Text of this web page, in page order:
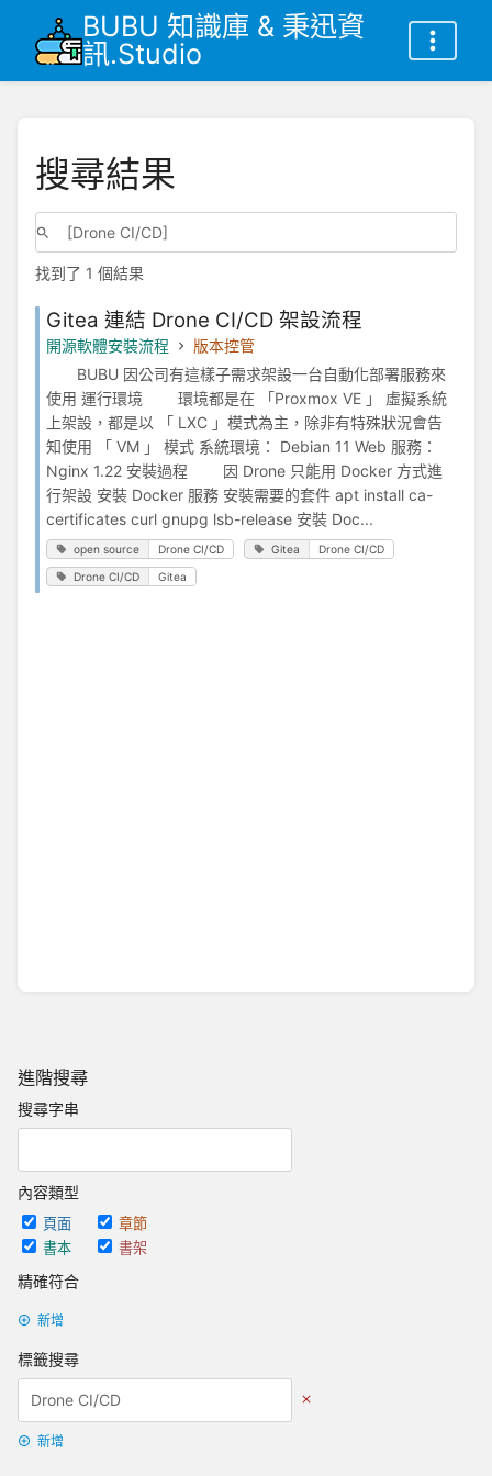
BUBU 知識庫 & 秉迅資
訊.Studio
進階搜尋
搜尋字串
內容類型
頁面
章節
書本
書架
精確符合
新增
標籤搜尋
新增
搜尋結果
找到了 1 個結果
Gitea 連結 Drone CI/CD 架設流程
開源軟體安裝流程
版本控管
BUBU 因公司有這樣子需求架設一台自動化部署服務來
使用 運行環境 環境都是在 「Proxmox VE 」 虛擬系統
上架設，都是以 「 LXC 」模式為主，除非有特殊狀況會告
知使用 「 VM 」 模式 系統環境： Debian 11 Web 服務：
Nginx 1.22 安裝過程 因 Drone 只能用 Docker 方式進
行架設 安裝 Docker 服務 安裝需要的套件 apt install ca-
certificates curl gnupg lsb-release 安裝 Doc...
open source Drone CI/CD Gitea Drone CI/CD
Drone CI/CD Gitea